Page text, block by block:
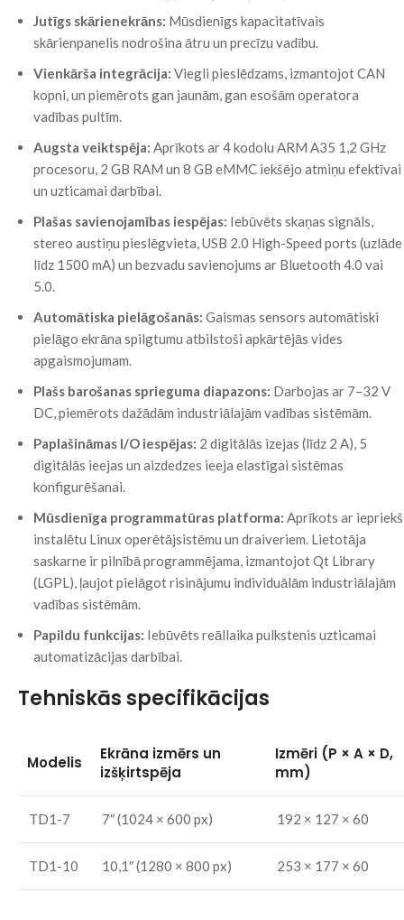
Jutīgs skārienekrāns: Mūsdienīgs kapacitatīvais
skārienpanelis nodrošina ātru un precīzu vadību.
Vienkārša integrācija: Viegli pieslēdzams, izmantojot CAN
kopni, un piemērots gan jaunām, gan esošām operatora
vadības pultīm.
Augsta veiktspēja: Aprīkots ar 4 kodolu ARM A35 1,2 GHz
procesoru, 2 GB RAM un 8 GB eMMC iekšējo atmiņu efektīvai
un uzticamai darbībai.
Plašas savienojamības iespējas: Iebūvēts skaņas signāls,
stereo austiņu pieslēgvieta, USB 2.0 High-Speed ports (uzlāde
līdz 1500 mA) un bezvadu savienojums ar Bluetooth 4.0 vai
5.0.
Automātiska pielāgošanās: Gaismas sensors automātiski
pielāgo ekrāna spilgtumu atbilstoši apkārtējās vides
apgaismojumam.
Plašs barošanas sprieguma diapazons: Darbojas ar 7–32 V
DC, piemērots dažādām industriālajām vadības sistēmām.
Paplašināmas I/O iespējas: 2 digitālās izejas (līdz 2 A), 5
digitālās ieejas un aizdedzes ieeja elastīgai sistēmas
konfigurēšanai.
Mūsdienīga programmatūras platforma: Aprīkots ar iepriekš
instalētu Linux operētājsistēmu un draiveriem. Lietotāja
saskarne ir pilnībā programmējama, izmantojot Qt Library
(LGPL), ļaujot pielāgot risinājumu individuālām industriālajām
vadības sistēmām.
Papildu funkcijas: Iebūvēts reāllaika pulkstenis uzticamai
automatizācijas darbībai.
Tehniskās specifikācijas
Modelis
Ekrāna izmērs un
izšķirtspēja
Izmēri (P × A × D,
mm)
TD1-7 7″ (1024 × 600 px) 192 × 127 × 60
TD1-10 10,1″ (1280 × 800 px) 253 × 177 × 60